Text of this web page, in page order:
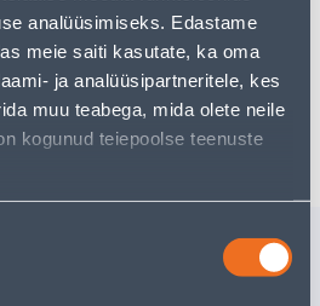
analüüsimiseks. Edastame
meie saiti kasutate, ka oma
ja analüüsipartneritele, kes
muu teabega, mida olete neile
kogunud teiepoolse teenuste